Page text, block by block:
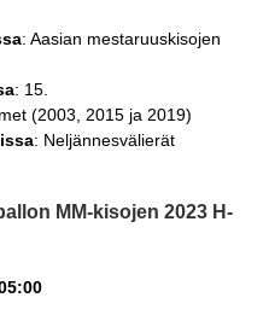
: Aasian mestaruuskisojen
: 15.
(2003, 2015 ja 2019)
: Neljännesvälierät
MM-kisojen 2023 H-